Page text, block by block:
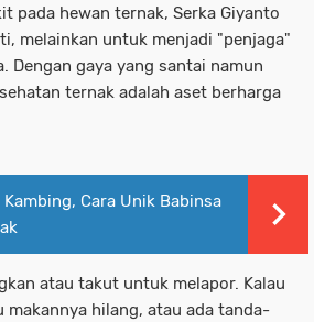
pada hewan ternak, Serka Giyanto
melainkan untuk menjadi "penjaga"
Dengan gaya yang santai namun
ternak adalah aset berharga
Cara Unik Babinsa
atau takut untuk melapor. Kalau
hilang, atau ada tanda-